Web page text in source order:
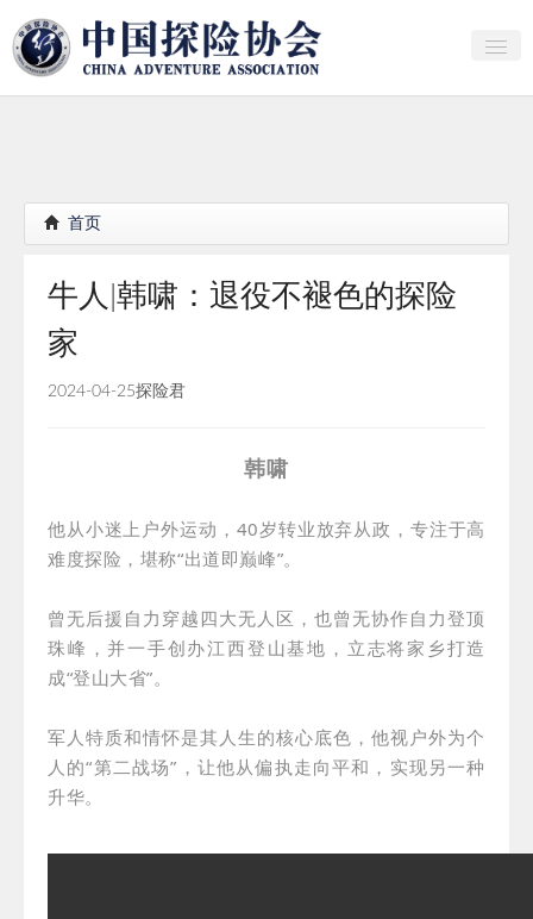
产业研究
行者证书申报
分支机构
首页
牛人|韩啸：退役不褪色的探险
家
2024-04-25探险君
韩啸
他从小迷上户外运动， 40岁转业放弃从政，专注于高
难度探险，堪称“出道即巅峰”。
曾无后援自力穿越四大无人区，也曾无协作自力登顶
珠峰， 并一手创办江西登山基地，立志将家乡打造
成“登山大省”。
军人特质和情怀是其人生的核心底色，他视户外为个
人的“第二战场”， 让他从偏执走向平和，实现另一种
升华。